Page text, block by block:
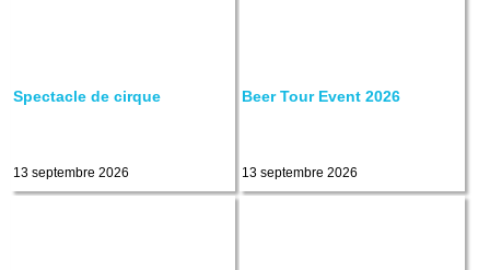
Spectacle de cirque
13 septembre 2026
Beer Tour Event 2026
13 septembre 2026